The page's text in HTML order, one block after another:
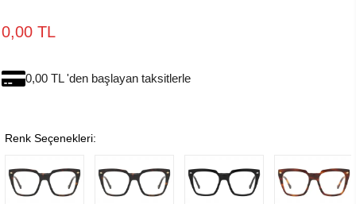
0,00 TL
0,00 TL 'den başlayan taksitlerle
Renk Seçenekleri: